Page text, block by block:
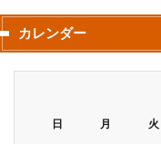
カレンダー
日 月 火